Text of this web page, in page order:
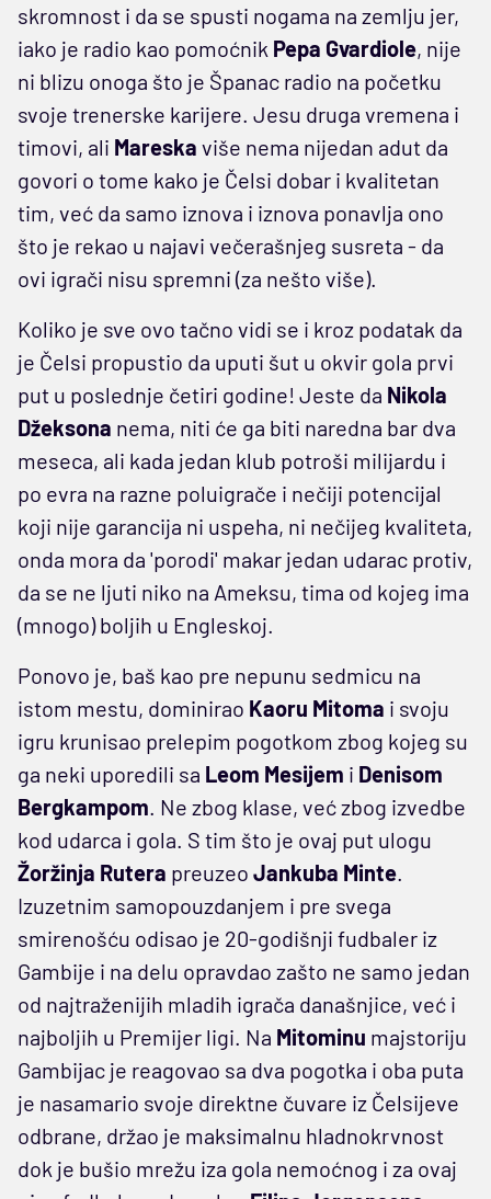
skromnost i da se spusti nogama na zemlju jer,
iako je radio kao pomoćnik Pepa Gvardiole, nije
ni blizu onoga što je Španac radio na početku
svoje trenerske karijere. Jesu druga vremena i
timovi, ali Mareska više nema nijedan adut da
govori o tome kako je Čelsi dobar i kvalitetan
tim, već da samo iznova i iznova ponavlja ono
što je rekao u najavi večerašnjeg susreta - da
ovi igrači nisu spremni (za nešto više).
Koliko je sve ovo tačno vidi se i kroz podatak da
je Čelsi propustio da uputi šut u okvir gola prvi
put u poslednje četiri godine! Jeste da Nikola
Džeksona nema, niti će ga biti naredna bar dva
meseca, ali kada jedan klub potroši milijardu i
po evra na razne poluigrače i nečiji potencijal
koji nije garancija ni uspeha, ni nečijeg kvaliteta,
onda mora da 'porodi' makar jedan udarac protiv,
da se ne ljuti niko na Ameksu, tima od kojeg ima
(mnogo) boljih u Engleskoj.
Ponovo je, baš kao pre nepunu sedmicu na
istom mestu, dominirao Kaoru Mitoma i svoju
igru krunisao prelepim pogotkom zbog kojeg su
ga neki uporedili sa Leom Mesijem i Denisom
Bergkampom. Ne zbog klase, već zbog izvedbe
kod udarca i gola. S tim što je ovaj put ulogu
Žoržinja Rutera preuzeo Jankuba Minte.
Izuzetnim samopouzdanjem i pre svega
smirenošću odisao je 20-godišnji fudbaler iz
Gambije i na delu opravdao zašto ne samo jedan
od najtraženijih mladih igrača današnjice, već i
najboljih u Premijer ligi. Na Mitominu majstoriju
Gambijac je reagovao sa dva pogotka i oba puta
je nasamario svoje direktne čuvare iz Čelsijeve
odbrane, držao je maksimalnu hladnokrvnost
dok je bušio mrežu iza gola nemoćnog i za ovaj